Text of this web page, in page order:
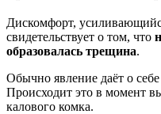
Дискомфорт,
свидетельствует о том, что
образовалась трещина.
Обычно явление даёт о
Происходит это в момент
калового комка.